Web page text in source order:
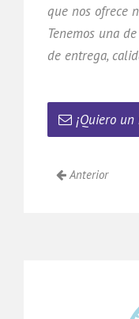
que nos ofrece
Tenemos una
de entrega,
¡Quiero
Anterior